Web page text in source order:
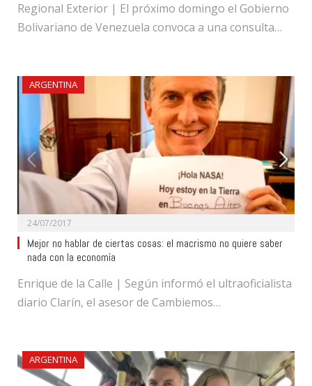
Regional Exterior | El próximo domingo el Gobierno
Bolivariano de Venezuela convoca a una consulta…
ARGENTINA
24/07/2017
Mejor no hablar de ciertas cosas: el macrismo no quiere saber
nada con la economía
Enrique de la Calle | Según informó el ultraoficialista
diario Clarín, el asesor de Cambiemos…
ARGENTINA